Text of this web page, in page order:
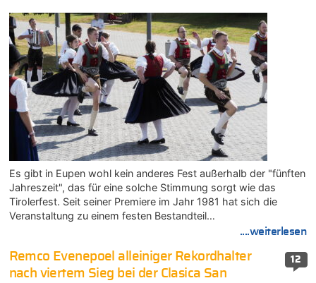
Es gibt in Eupen wohl kein anderes Fest außerhalb der "fünften
Jahreszeit", das für eine solche Stimmung sorgt wie das
Tirolerfest. Seit seiner Premiere im Jahr 1981 hat sich die
Veranstaltung zu einem festen Bestandteil…
....weiterlesen
12
Remco Evenepoel alleiniger Rekordhalter
nach viertem Sieg bei der Clasica San